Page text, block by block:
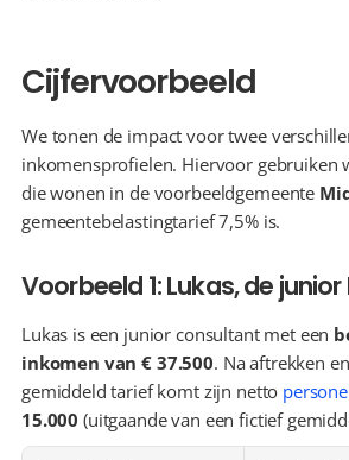
Cijfervoorbeeld
We tonen de impact voor twee
inkomensprofielen. Hiervoor gebruiken
die wonen in de voorbeeldgemeente
gemeentebelastingtarief 7,5% is.
Voorbeeld 1: Lukas, de
Lukas is een junior consultant met een
inkomen van € 37.500. Na aftrekken
gemiddeld tarief komt zijn netto
15.000 (uitgaande van een fictief